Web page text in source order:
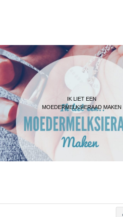
IK LIET EEN
MOEDERMELKSIERAAD MAKEN